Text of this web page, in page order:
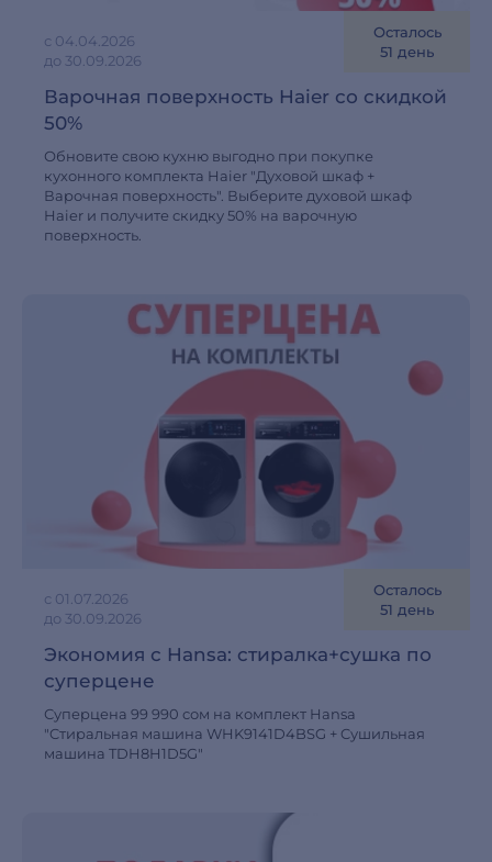
с 04.04.2026
до 30.09.2026
Осталось
51 день
Варочная поверхность Haier со скидкой
50%
Обновите свою кухню выгодно при покупке
кухонного комплекта Haier "Духовой шкаф +
Варочная поверхность". Выберите духовой шкаф
Haier и получите скидку 50% на варочную
поверхность.
с 01.07.2026
до 30.09.2026
Осталось
51 день
Экономия с Hansa: cтиралка+сушка по
суперцене
Суперцена 99 990 сом на комплект Hansa
"Cтиральная машина WHK9141D4BSG + Cушильная
машина TDH8H1D5G"